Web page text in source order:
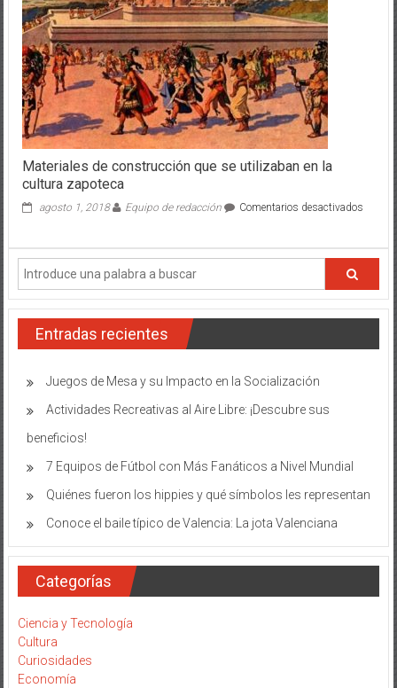
Materiales de construcción que se utilizaban en la
cultura zapoteca
agosto 1, 2018 Equipo de redacción Comentarios desactivadosen
en
cultura
Entradas recientes
Juegos de Mesa y su Impacto en la Socialización
Actividades Recreativas al Aire Libre: ¡Descubre sus
beneficios!
7 Equipos de Fútbol con Más Fanáticos a Nivel Mundial
Quiénes fueron los hippies y qué símbolos les representan
Conoce el baile típico de Valencia: La jota Valenciana
Categorías
Ciencia y Tecnología
Cultura
Curiosidades
Economía